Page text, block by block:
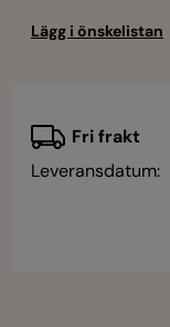
Fri frakt
Leveransdatum: